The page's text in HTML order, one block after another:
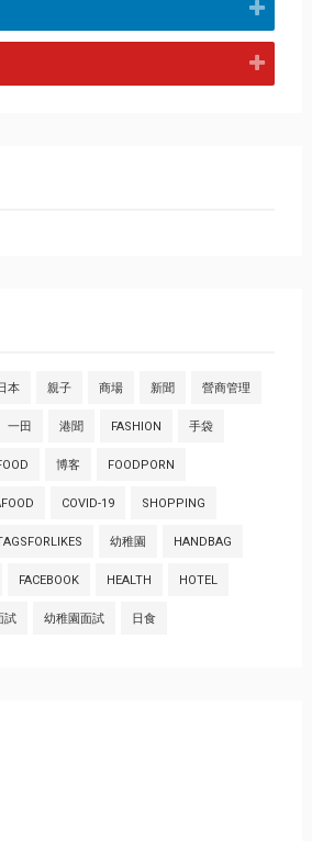
本 親子 商場 新聞 營商管理
一田 港聞 FASHION 手袋
博客 FOODPORN
COVID-19 SHOPPING
幼稚園 HANDBAG
FACEBOOK HEALTH HOTEL
試 幼稚園面試 日食